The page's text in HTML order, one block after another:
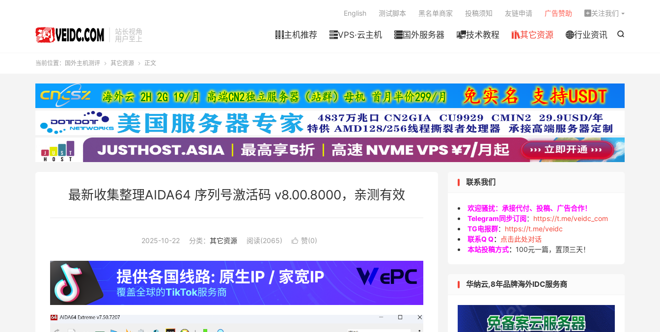
站长视角
用户至上

主机推荐 VPS·云主机 国外服务器 技术教程 其它资源 行业资讯
English 测试脚本 黑名单商家 投稿须知 友链申请 广告赞助  关注我们
当前位置： 国外主机测评  其它资源  正文
最新收集整理AIDA64 序列号激活码 v8.00.8000，亲测有效
2025-10-22 分类： 其它资源 阅读(2065)  赞(0)
联系我们
欢迎骚扰：承接代付、投稿、广告合作！
Telegram同步订阅： https://t.me/veidc_com
TG电报群： https://t.me/veidc
联系Q Q：
点击此处对话
本站投稿方式： 100元一篇，置顶三天！
华纳云,8年品牌海外IDC服务商